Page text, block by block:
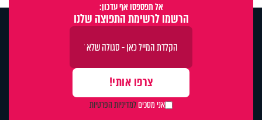
אל תפספסו אף עדכון:
הרשמו לרשימת התפוצה שלנו
אני מסכיםלמדיניות הפרטיות